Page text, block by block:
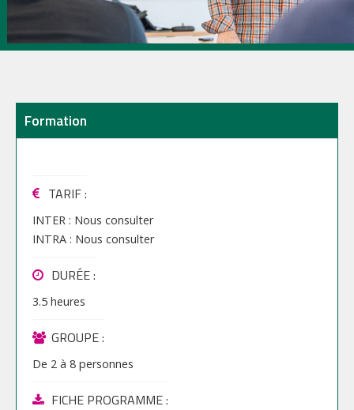
Formation
TARIF:
INTER : Nous consulter
INTRA : Nous consulter
DURÉE :
3.5 heures
GROUPE :
De 2 à 8 personnes
FICHE PROGRAMME :